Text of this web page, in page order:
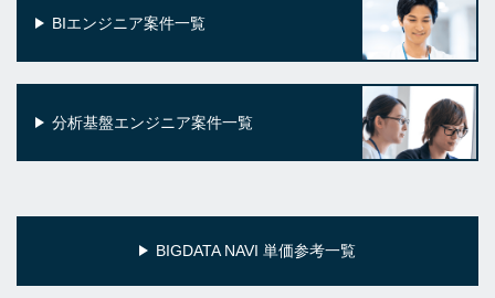
BIエンジニア案件一覧
分析基盤エンジニア案件一覧
BIGDATA NAVI 単価参考一覧